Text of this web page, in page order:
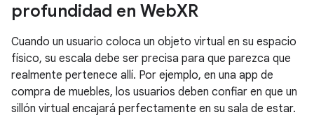
profundidad en WebXR
Cuando un usuario coloca un objeto virtual en su espacio
físico, su escala debe ser precisa para que parezca que
realmente pertenece allí. Por ejemplo, en una app de
compra de muebles, los usuarios deben confiar en que un
sillón virtual encajará perfectamente en su sala de estar.